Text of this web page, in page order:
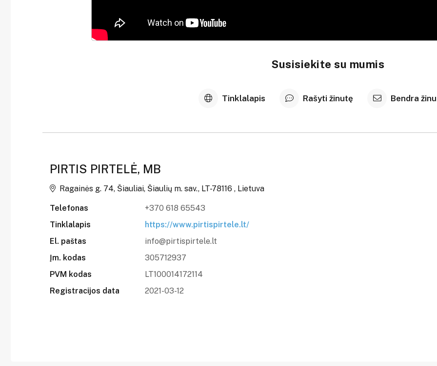
Susisiekite su mumis
Tinklalapis Rašyti žinutę Bendra
PIRTIS PIRTELĖ, MB
Ragainės g. 74, Šiauliai, Šiaulių m. sav., LT-78116 , Lietuva
Telefonas
+370 618 65543
Tinklalapis
https://www.pirtispirtele.lt/
El. paštas
info@pirtispirtele.lt
Įm. kodas
305712937
PVM kodas
LT100014172114
Registracijos data
2021-03-12